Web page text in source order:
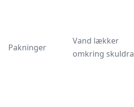
Pakninger
Vand lækker
omkring skuldra